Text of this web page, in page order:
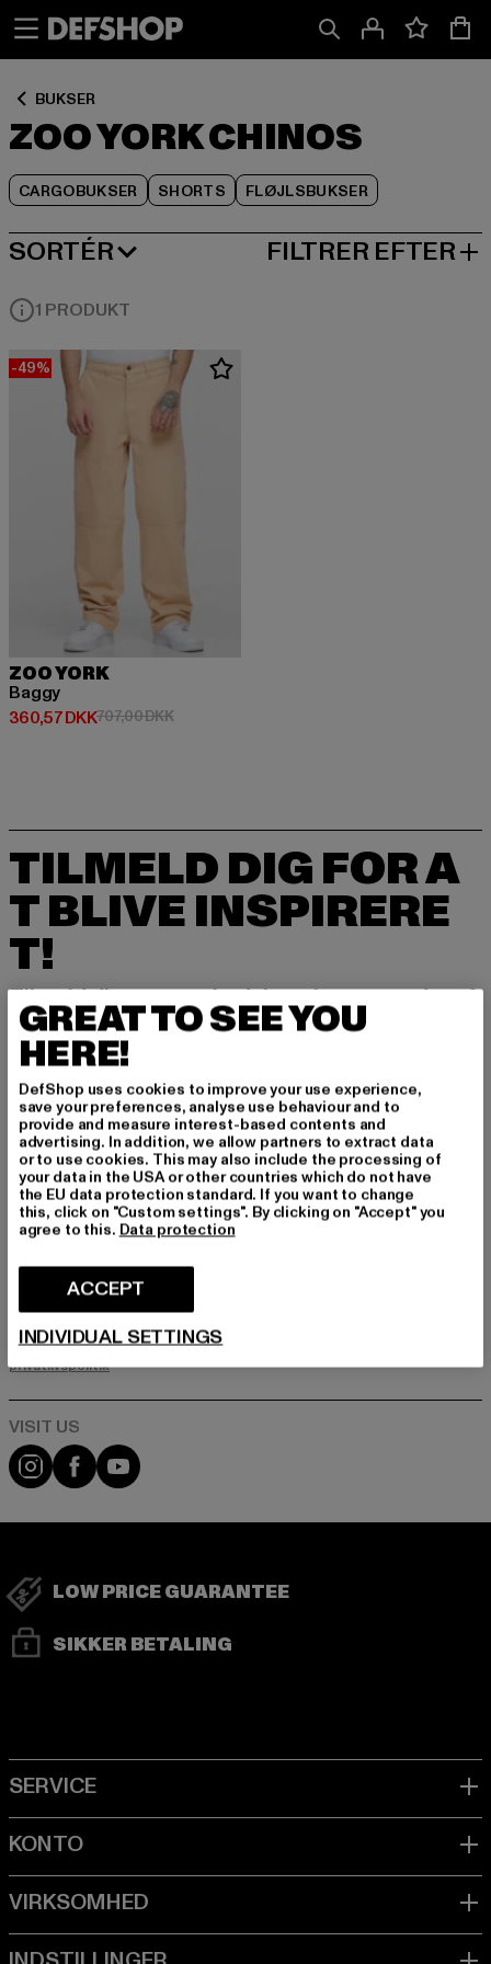
BUKSER
ZOO YORK CHINOS
CARGOBUKSER SHORTS FLØJLSBUKSER
SORTÉR
MEST POPULÆRE FILTRER EFTER
1 PRODUKT
-49%
ZOO YORK
Baggy
360,57 DKK
Nuværende pris: 360,57 DKK
707,00 DKKKampagnepris: 707,00 DKK
TILMELD DIG FOR A
T BLIVE INSPIRERE
T!
Tilmeld dig vores nyhedsbrev her og modtag f
remtidige oplysninger om aktuelle trends, tilbu
d og kuponer fra DefShop via e-mail!
Hvilke produkter er du interesseret i?
MÆND
KVINDER
E-MAIL
Oplysninger om, hvordan DefShop håndterer dine data, kan findes i
privatlivspolitik
Visit our Instagram page:
Visit our Facebook page:
Visit our YouTube channel:
LOW PRICE GUARANTEE
SIKKER BETALING
GREAT TO SEE YOU
HERE!
DefShop uses cookies to improve your use experience,
save your preferences, analyse use behaviour and to
provide and measure interest-based contents and
advertising. In addition, we allow partners to extract data
or to use cookies. This may also include the processing of
your data in the USA or other countries which do not have
the EU data protection standard. If you want to change
this, click on "Custom settings". By clicking on "Accept" you
agree to this. Data protection
ACCEPT
INDIVIDUAL SETTINGS